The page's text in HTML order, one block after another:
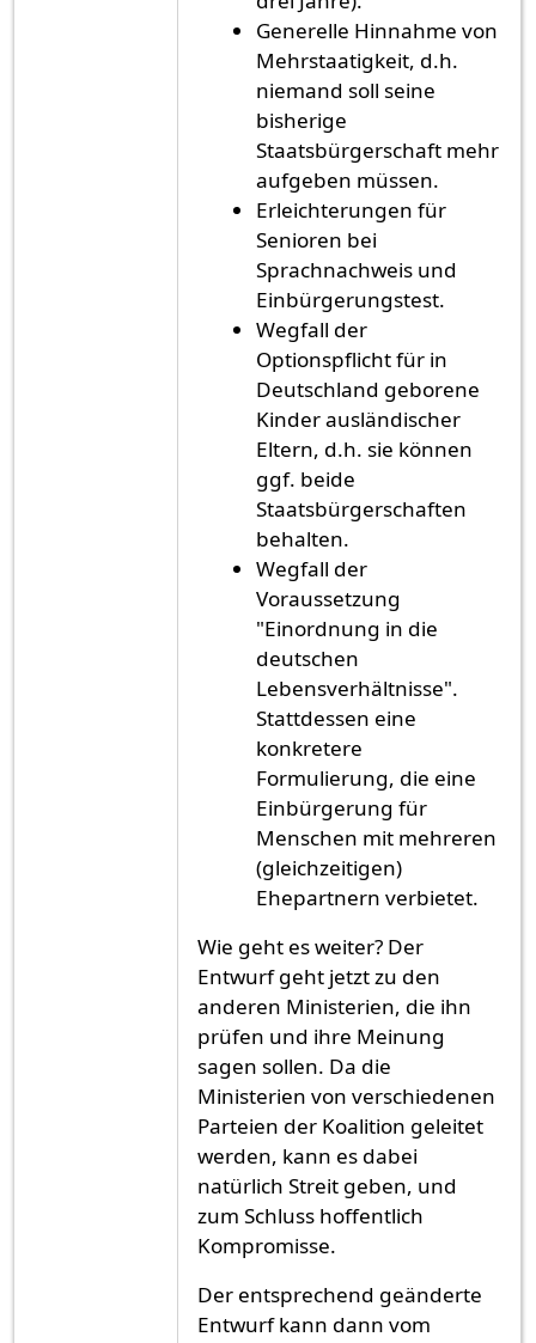
Generelle Hinnahme von
Mehrstaatigkeit, d.h.
niemand soll seine
bisherige
Staatsbürgerschaft mehr
aufgeben müssen.
Erleichterungen für
Senioren bei
Sprachnachweis und
Einbürgerungstest.
Wegfall der
Optionspflicht für in
Deutschland geborene
Kinder ausländischer
Eltern, d.h. sie können
ggf. beide
Staatsbürgerschaften
behalten.
Wegfall der
Voraussetzung
"Einordnung in die
deutschen
Lebensverhältnisse".
Stattdessen eine
konkretere
Formulierung, die eine
Einbürgerung für
Menschen mit mehreren
(gleichzeitigen)
Ehepartnern verbietet.
Wie geht es weiter? Der
Entwurf geht jetzt zu den
anderen Ministerien, die ihn
prüfen und ihre Meinung
sagen sollen. Da die
Ministerien von verschiedenen
Parteien der Koalition geleitet
werden, kann es dabei
natürlich Streit geben, und
zum Schluss hoffentlich
Kompromisse.
Der entsprechend geänderte
Entwurf kann dann vom